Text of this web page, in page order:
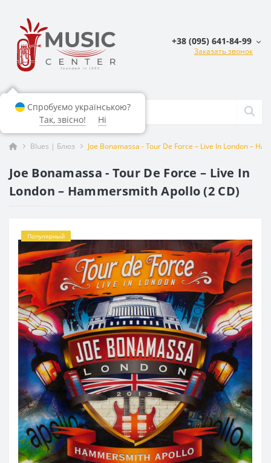
+38 (095) 641-84-99
Заказать звонок
Blues | Блюз Joe Bonamassa - Tour De Force – Live In London –
Joe Bonamassa - Tour De Force – Live In
London – Hammersmith Apollo (2 CD)
Популярный
Спробуємо українською?
Так, звісно!
Ні